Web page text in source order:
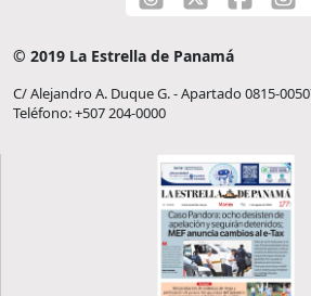
© 2019 La Estrella de Panamá
C/ Alejandro A. Duque G. - Apartado 0815-
Teléfono: +507 204-0000